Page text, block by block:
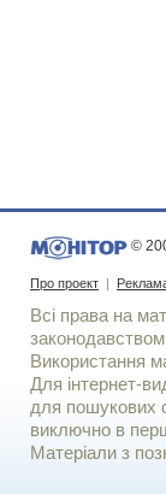
©
Про проект |
Всі права на
законодавством
Використання
Для iнтернет-
для пошукових
виключно в
Матеріали з